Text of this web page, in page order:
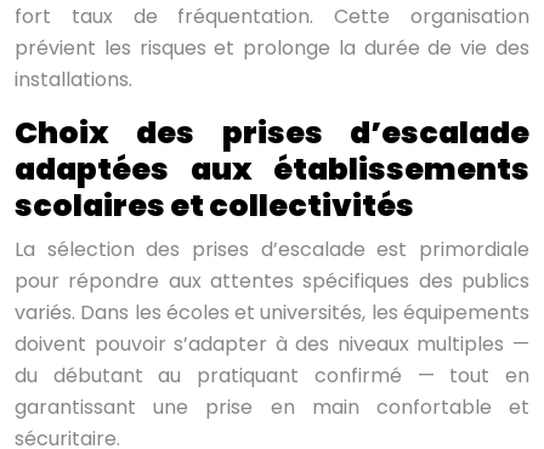
fort taux de fréquentation. Cette organisation
prévient les risques et prolonge la durée de vie des
installations.
Choix des prises d’escalade
adaptées aux établissements
scolaires et collectivités
La sélection des prises d’escalade est primordiale
pour répondre aux attentes spécifiques des publics
variés. Dans les écoles et universités, les équipements
doivent pouvoir s’adapter à des niveaux multiples —
du débutant au pratiquant confirmé — tout en
garantissant une prise en main confortable et
sécuritaire.